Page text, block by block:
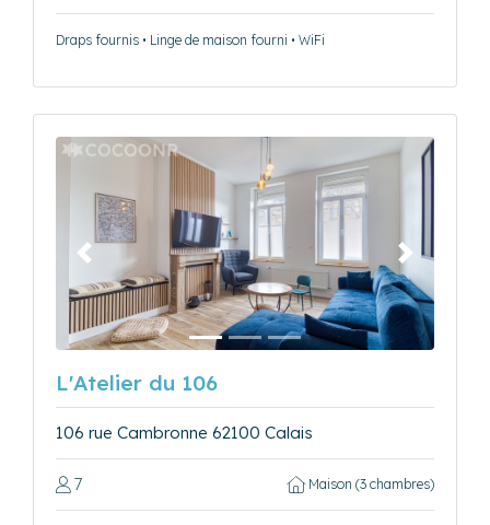
Draps fournis • Linge de maison fourni • WiFi
Précédent Suivant
L'Atelier du 106
106 rue Cambronne 62100 Calais
7 Maison (3 chambres)